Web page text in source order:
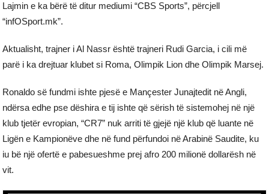
Lajmin e ka bërë të ditur mediumi “CBS Sports”, përcjell
“infOSport.mk”.
Aktualisht, trajner i Al Nassr është trajneri Rudi Garcia, i cili më
parë i ka drejtuar klubet si Roma, Olimpik Lion dhe Olimpik Marsej.
Ronaldo së fundmi ishte pjesë e Mançester Junajtedit në Angli,
ndërsa edhe pse dëshira e tij ishte që sërish të sistemohej në një
klub tjetër evropian, “CR7” nuk arriti të gjejë një klub që luante në
Ligën e Kampionëve dhe në fund përfundoi në Arabinë Saudite, ku
iu bë një ofertë e pabesueshme prej afro 200 milionë dollarësh në
vit.